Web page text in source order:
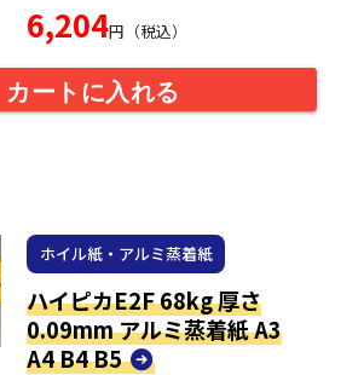
6,204円（税込）
カートに入れる
ホイル紙・アルミ蒸着紙
ハイピカE2F 68kg 厚さ
0.09mm アルミ蒸着紙 A3
A4 B4 B5